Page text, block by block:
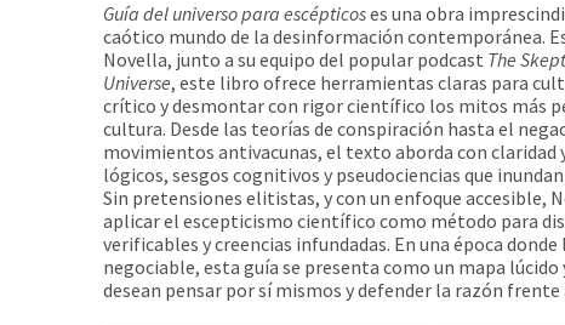
Guía del universo para escépticoses una obra
caótico mundo de la desinformación contemporánea.
Novella, junto a su equipo del popular podcast The
Universe, este libro ofrece herramientas claras para
crítico y desmontar con rigor científico los mitos más
cultura. Desde las teorías de conspiración hasta el
movimientos antivacunas, el texto aborda con claridad
lógicos, sesgos cognitivos y pseudociencias que
Sin pretensiones elitistas, y con un enfoque accesible,
aplicar el escepticismo científico como método para
verificables y creencias infundadas. En una época donde
negociable, esta guía se presenta como un mapa lúcido
desean pensar por sí mismos y defender la razón